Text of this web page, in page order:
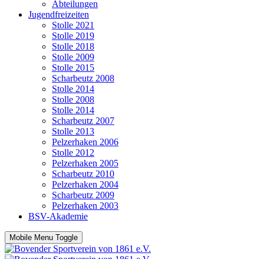
Abteilungen
Jugendfreizeiten
Stolle 2021
Stolle 2019
Stolle 2018
Stolle 2009
Stolle 2015
Scharbeutz 2008
Stolle 2014
Stolle 2008
Stolle 2014
Scharbeutz 2007
Stolle 2013
Pelzerhaken 2006
Stolle 2012
Pelzerhaken 2005
Scharbeutz 2010
Pelzerhaken 2004
Scharbeutz 2009
Pelzerhaken 2003
BSV-Akademie
Mobile Menu Toggle